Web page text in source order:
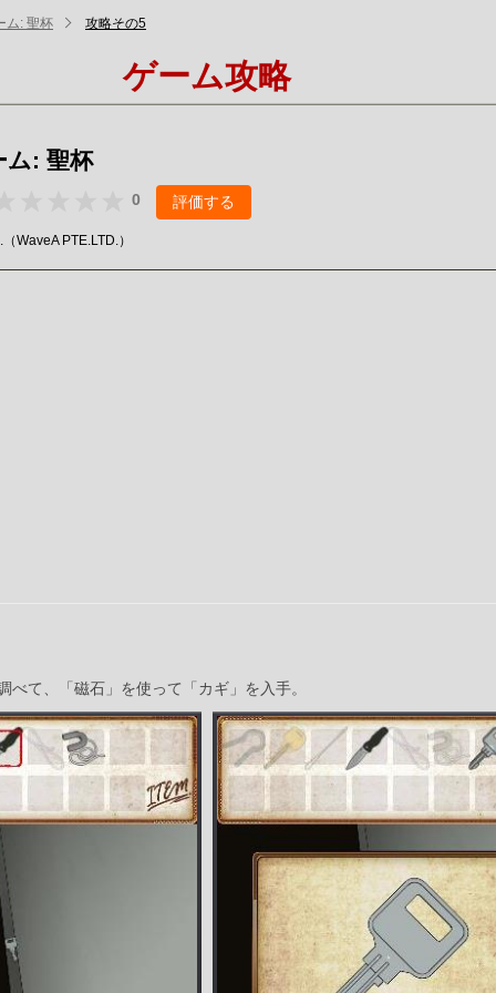
ム: 聖杯 攻略その5
ゲーム攻略
ム: 聖杯
0 評価する
WaveA PTE.LTD.）
べて、「磁石」を使って「カギ」を入手。